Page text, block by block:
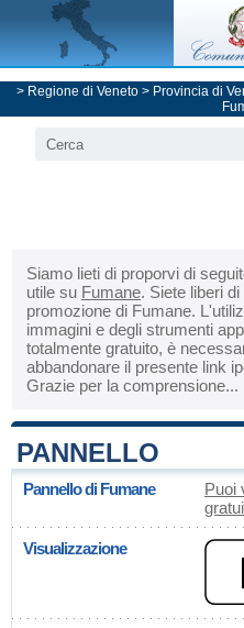
> Regione di Veneto > Provincia di
Siamo lieti di proporvi di
utile su Fumane. Siete liberi
promozione di Fumane.
immagini e degli strumenti
totalmente gratuito, è
abbandonare il presente link
Grazie per la comprensione...
PANNELLO
Pannello di Fumane
Puoi
Visualizzazione